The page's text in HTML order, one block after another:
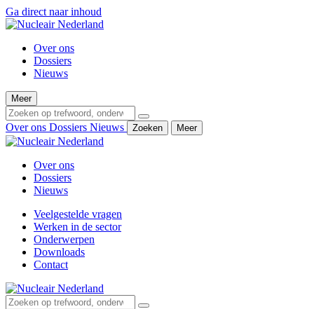
Ga direct naar inhoud
Over ons
Dossiers
Nieuws
Meer
Over ons Dossiers Nieuws Zoeken Meer
Over ons
Dossiers
Nieuws
Veelgestelde vragen
Werken in de sector
Onderwerpen
Downloads
Contact